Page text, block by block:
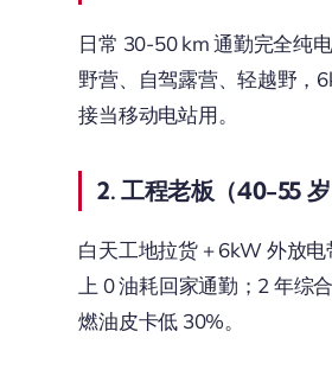
日常 30-50 km 通勤完全纯
野营、自驾露营、轻越野，
接当移动电站用。
2. 工程老板（40-55 岁
白天工地拉货 + 6kW 外放
上 0 油耗回家通勤；2 年综
燃油皮卡低 30%。